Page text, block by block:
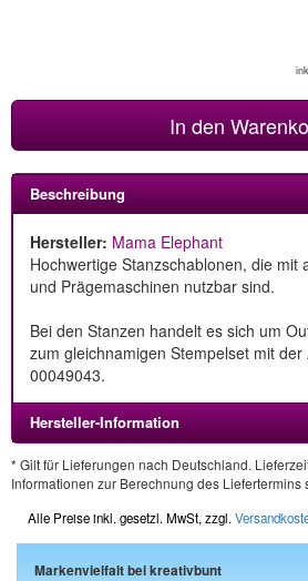
In den
Beschreibung
Hersteller: Mama Elephant
Hochwertige Stanzschablonen, die mit
und Prägemaschinen nutzbar sind.
Bei den Stanzen handelt es sich um
zum gleichnamigen Stempelset mit der
00049043.
Hersteller-Information
* Gilt für Lieferungen nach Deutschland.
Informationen zur Berechnung des Liefertermins
Alle Preise inkl. gesetzl. MwSt, zzgl.
Markenvielfalt bei kreativbunt